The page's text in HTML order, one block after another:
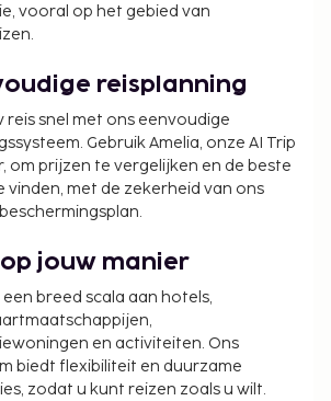
vooral op het gebied van
reisplanning
reis snel met ons eenvoudige
Gebruik Amelia, onze AI Trip
om prijzen te vergelijken en de beste
vinden, met de zekerheid van ons
op jouw manier
een breed scala aan hotels,
en activiteiten. Ons
biedt flexibiliteit en duurzame
zodat u kunt reizen zoals u wilt.